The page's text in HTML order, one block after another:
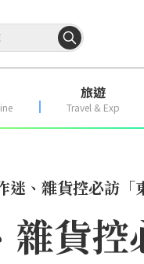
旅遊
Travel & Exp
迷、雜貨控必訪「
雜貨